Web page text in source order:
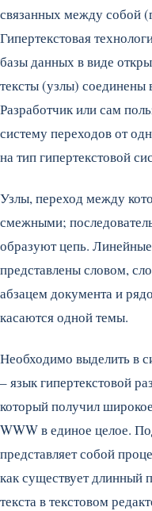
связанных между собой
Гипертекстовая
базы данных в виде
тексты (узлы) соединены
Разработчик или сам
систему переходов от
на тип гипертекстовой
Узлы, переход между
смежными;
образуют цепь.
представлены словом,
абзацем документа и
касаются одной темы.
Необходимо выделить в
– язык гипертекстовой
который получил
WWW в единое целое.
представляет собой
как существует длинный
текста в текстовом